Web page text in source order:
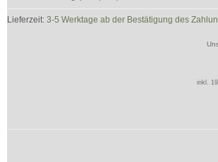
Lieferzeit: 3-5 Werktage ab der Bestätigung des
inkl.